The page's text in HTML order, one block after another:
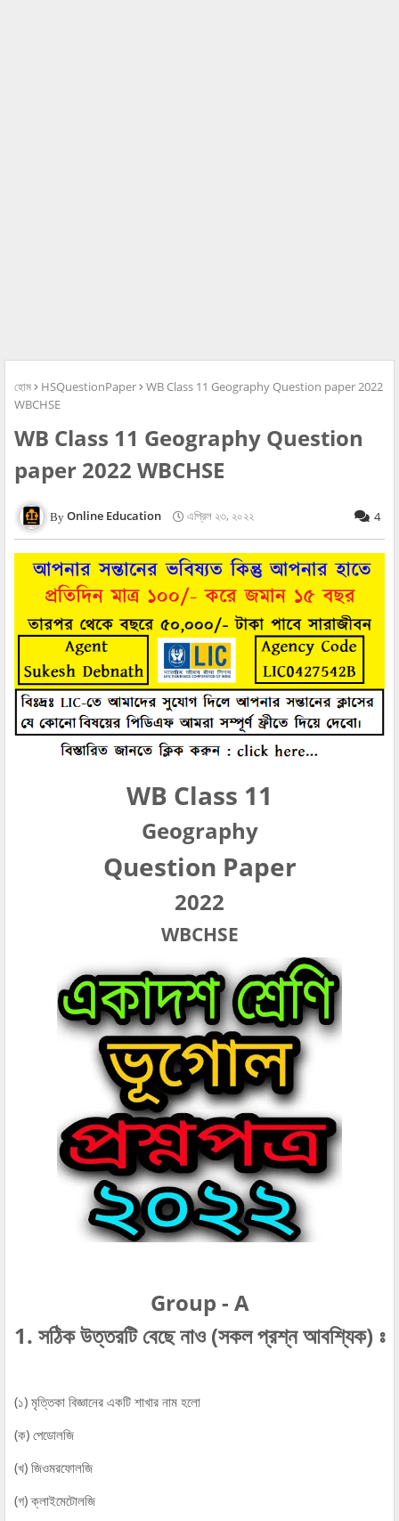
হোম HSQuestionPaper
WB Class 11 Geography Question paper 2022
WBCHSE
WB Class 11 Geography Question
paper 2022 WBCHSE
Online Education এপ্রিল ২৩, ২০২২ 4
WB Class 11
Geography
Question Paper
2022
WBCHSE
Group - A
1. সঠিক উত্তরটি বেছে নাও (সকল প্রশ্ন আবশ্যিক) ঃ
(১) মৃত্তিকা বিজ্ঞানের একটি শাখার নাম হলো
(ক) পেডোলজি
(খ) জিওমরফোলজি
(গ) ক্লাইমেটোলজি